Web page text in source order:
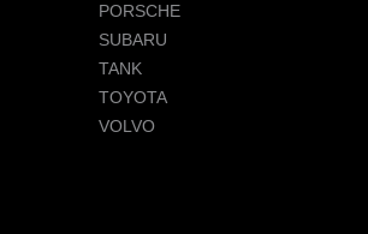
PORSCHE
SUBARU
TANK
TOYOTA
VOLVO